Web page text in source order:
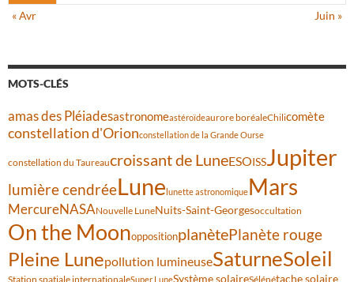
« Avr
Juin »
MOTS-CLÉS
amas des Pléiadesastronomeastéroïdeaurore boréaleChilicomète
constellation d'Orionconstellation de la Grande Ourse
constellation du Taureaucroissant de LuneESOISSJupiter
lumière cendréeLunelunette astronomiqueMars
MercureNASANouvelle LuneNuits-Saint-Georgesoccultation
On the MoonoppositionplanètePlanète rouge
Pleine Lunepollution lumineuseSaturneSoleil
Station spatiale internationaleSuper LuneSystème solaireSélénétache solaire